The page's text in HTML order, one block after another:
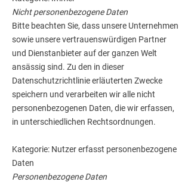
Nicht personenbezogene Daten
Bitte beachten Sie, dass unsere Unternehmen
sowie unsere vertrauenswürdigen Partner
und Dienstanbieter auf der ganzen Welt
ansässig sind. Zu den in dieser
Datenschutzrichtlinie erläuterten Zwecke
speichern und verarbeiten wir alle nicht
personenbezogenen Daten, die wir erfassen,
in unterschiedlichen Rechtsordnungen.
Kategorie: Nutzer erfasst personenbezogene
Daten
Personenbezogene Daten